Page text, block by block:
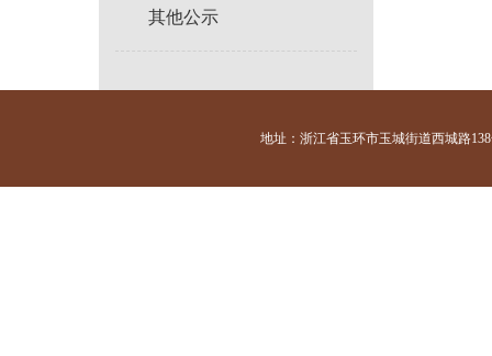
其他公示
地址：浙江省玉环市玉城街道西城路